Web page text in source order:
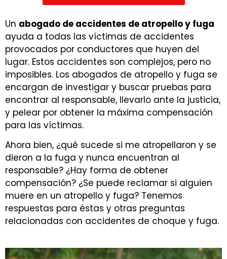
Un abogado de accidentes de atropello y fuga
ayuda a todas las víctimas de accidentes
provocados por conductores que huyen del
lugar. Estos accidentes son complejos, pero no
imposibles. Los abogados de atropello y fuga se
encargan de investigar y buscar pruebas para
encontrar al responsable, llevarlo ante la justicia,
y pelear por obtener la máxima compensación
para las víctimas.
Ahora bien, ¿qué sucede si me atropellaron y se
dieron a la fuga y nunca encuentran al
responsable? ¿Hay forma de obtener
compensación? ¿Se puede reclamar si alguien
muere en un atropello y fuga? Tenemos
respuestas para éstas y otras preguntas
relacionadas con accidentes de choque y fuga.